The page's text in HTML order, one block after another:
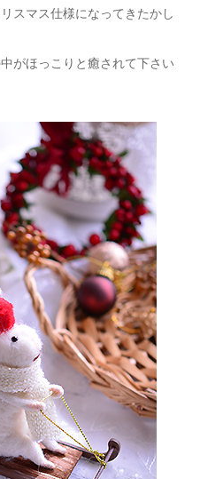
スマス仕様になってきたかし
がほっこりと癒されて下さい